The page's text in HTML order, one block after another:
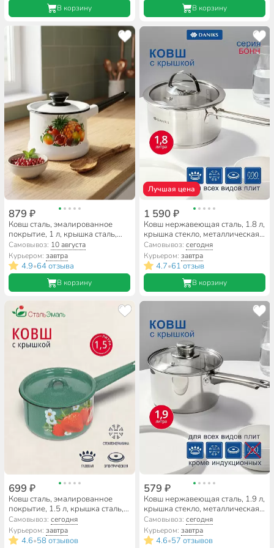
В корзину В корзину
879 ₽
Ковш сталь, эмалированное
покрытие, 1 л, крышка сталь,
стальная ручка, индукция,
Керченский металлургический
завод, 90204-072/4, в
ассортименте
Самовывоз: 10 августа
Курьером:завтра
4.9•64 отзыва
В корзину
Лучшая цена
1 590 ₽
Ковш нержавеющая сталь, 1.8 л,
крышка стекло, металлическая
ручка, индукция, Daniks, Бонн,
GS-01319-16SP
Самовывоз: сегодня
Курьером: завтра
4.7•61 отзыв
В корзину
699 ₽
Ковш сталь, эмалированное
покрытие, 1.5 л, крышка сталь,
стальная ручка, с крышкой,
СтальЭмаль, 1с43с, в
ассортименте
Самовывоз:сегодня
Курьером:завтра
4.6•58 отзывов
579 ₽
Ковш нержавеющая сталь, 1.9 л,
крышка стекло, металлическая
ручка, DNN3, SD-A17-16S
Самовывоз: сегодня
Курьером: завтра
4.6•57 отзывов